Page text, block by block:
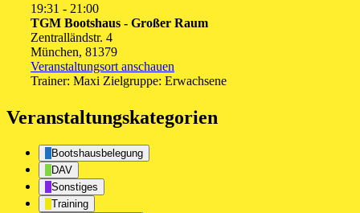
19:31 - 21:00
TGM Bootshaus - Großer Raum
Zentralländstr. 4
München, 81379
Veranstaltungsort anschauen
Trainer: Maxi Zielgruppe: Erwachsene
Veranstaltungskategorien
Bootshausbelegung
DAV
Sonstiges
Training